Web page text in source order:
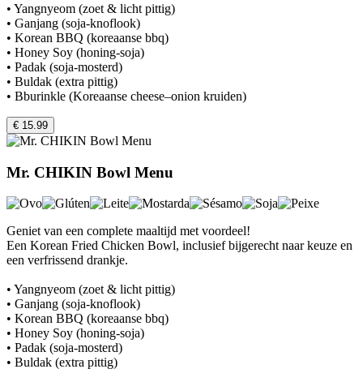
• Yangnyeom (zoet & licht pittig)
• Ganjang (soja-knoflook)
• Korean BBQ (koreaanse bbq)
• Honey Soy (honing-soja)
• Padak (soja-mosterd)
• Buldak (extra pittig)
• Bburinkle (Koreaanse cheese–onion kruiden)
€ 15.99
Mr. CHIKIN Bowl Menu
Geniet van een complete maaltijd met voordeel!
Een Korean Fried Chicken Bowl, inclusief bijgerecht naar keuze en
een verfrissend drankje.
• Yangnyeom (zoet & licht pittig)
• Ganjang (soja-knoflook)
• Korean BBQ (koreaanse bbq)
• Honey Soy (honing-soja)
• Padak (soja-mosterd)
• Buldak (extra pittig)